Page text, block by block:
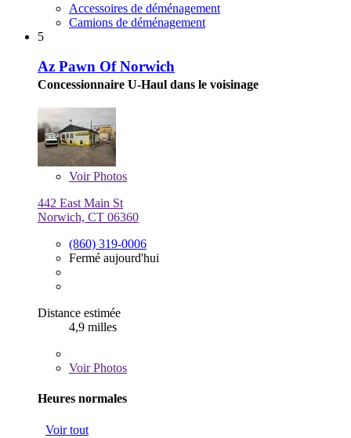
Accessoires de déménagement
Camions de déménagement
5
Az Pawn Of Norwich
Concessionnaire U-Haul dans le voisinage
VoirPhotos
442 East Main St
Norwich, CT 06360
(860) 319-0006
Fermé aujourd'hui
Distance estimée
4,9 milles
VoirPhotos
Heures normales
Voir tout